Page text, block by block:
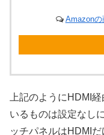
Amazon
上記のようにHDMI
いるものは設定なし
ッチパネルはHDMI